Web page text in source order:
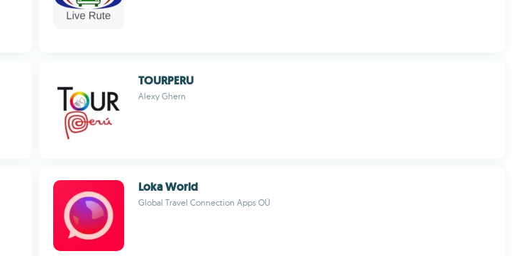
TOURPERU
Alexy Ghern
Loka World
Global Travel Connection Apps OÜ